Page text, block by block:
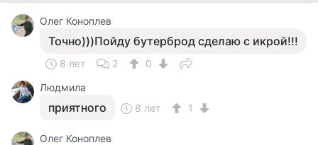
Олег Коноплев
Точно)))Пойду бутерброд сделаю с икрой!!!
8 лет 2
0
Людмила
приятного 8 лет 1
Олег Коноплев